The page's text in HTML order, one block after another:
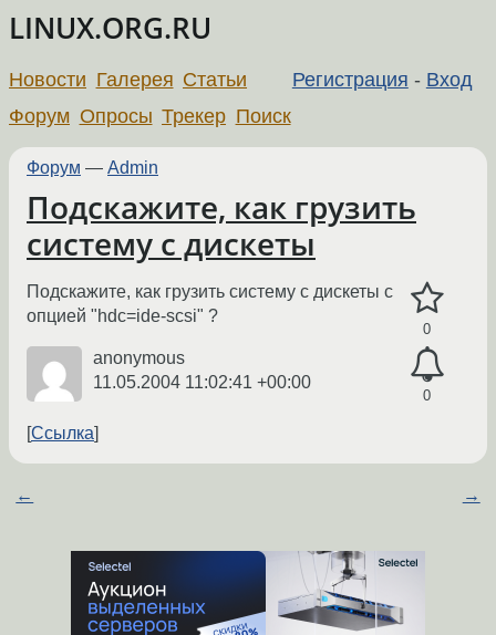
LINUX.ORG.RU
Регистрация - Вход
Новости Галерея Статьи
Форум Опросы Трекер Поиск
Форум — Admin
Подскажите, как грузить
систему с дискеты
0
0
Подскажите, как грузить систему с дискеты с
опцией "hdc=ide-scsi" ?
anonymous
11.05.2004 11:02:41 +00:00
Ссылка
← →